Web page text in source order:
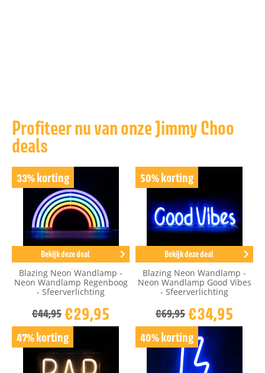
Profiteer nu van onze Jimmy Choo
deals
33% korting
Bekijk deze deal
Blazing Neon Wandlamp -
Neon Wandlamp Regenboog
- Sfeerverlichting
€44,95€29,95
50% korting
Bekijk deze deal
Blazing Neon Wandlamp -
Neon Wandlamp Good Vibes
- Sfeerverlichting
€69,95€34,95
47% korting 40% korting